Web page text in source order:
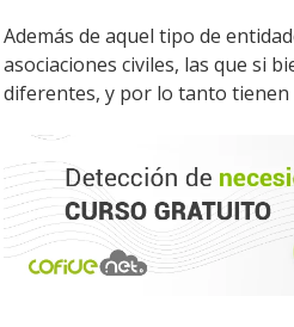
Además de aquel tipo de
asociaciones civiles, las que si
diferentes, y por lo tanto